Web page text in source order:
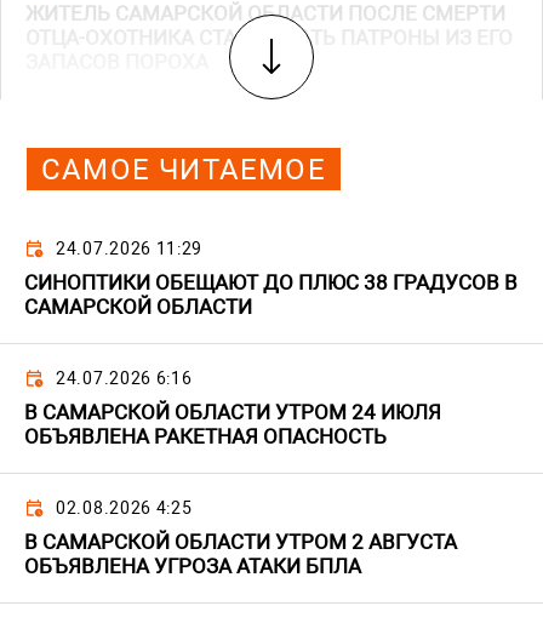
ЖИТЕЛЬ САМАРСКОЙ ОБЛАСТИ ПОСЛЕ СМЕРТИ
ОТЦА-ОХОТНИКА СТАЛ ДЕЛАТЬ ПАТРОНЫ ИЗ ЕГО
САМОЕ ЧИТАЕМОЕ
24.07.2026 11:29
СИНОПТИКИ ОБЕЩАЮТ ДО ПЛЮС 38 ГРАДУСОВ В
САМАРСКОЙ ОБЛАСТИ
24.07.2026 6:16
В САМАРСКОЙ ОБЛАСТИ УТРОМ 24 ИЮЛЯ
ОБЪЯВЛЕНА РАКЕТНАЯ ОПАСНОСТЬ
02.08.2026 4:25
В САМАРСКОЙ ОБЛАСТИ УТРОМ 2 АВГУСТА
ОБЪЯВЛЕНА УГРОЗА АТАКИ БПЛА